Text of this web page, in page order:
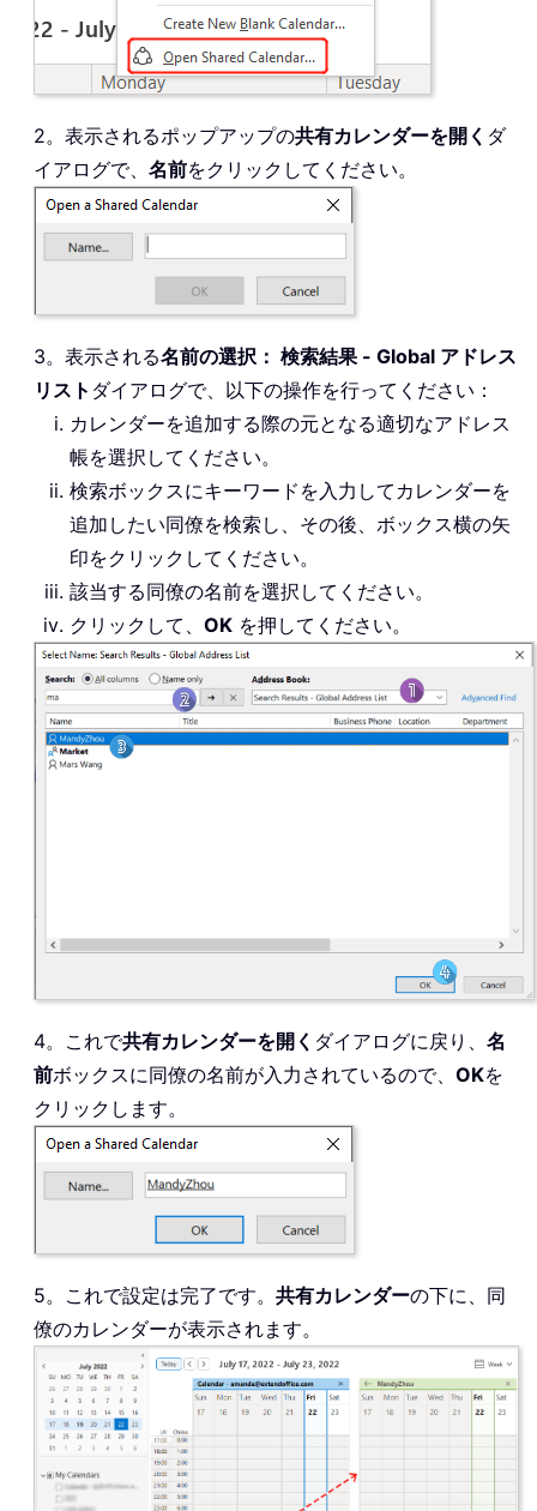
2。表示されるポップアップの共有カレンダーを開く ダ
イアログで、 名前をクリックしてください。
3。表示される名前の選択： 検索結果 - Global アドレス
リスト ダイアログで、以下の操作を行ってください：
カレンダーを追加する際の元となる適切なアドレス
帳を選択してください。
検索ボックスにキーワードを入力してカレンダーを
追加したい同僚を検索し、その後、ボックス横の矢
印をクリックしてください。
該当する同僚の名前を選択してください。
クリックして、 OK を押してください。
4。これで共有カレンダーを開く ダイアログに戻り、 名
前ボックスに同僚の名前が入力されているので、 OKを
クリックします。
5。これで設定は完了です。 共有カレンダーの下に、同
僚のカレンダーが表示されます。